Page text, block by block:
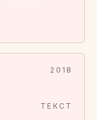
2018
ТЕКСТ